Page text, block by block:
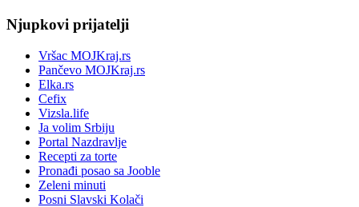
Njupkovi prijatelji
Vršac MOJKraj.rs
Pančevo MOJKraj.rs
Elka.rs
Cefix
Vizsla.life
Ja volim Srbiju
Portal Nazdravlje
Recepti za torte
Pronađi posao sa Jooble
Zeleni minuti
Posni Slavski Kolači